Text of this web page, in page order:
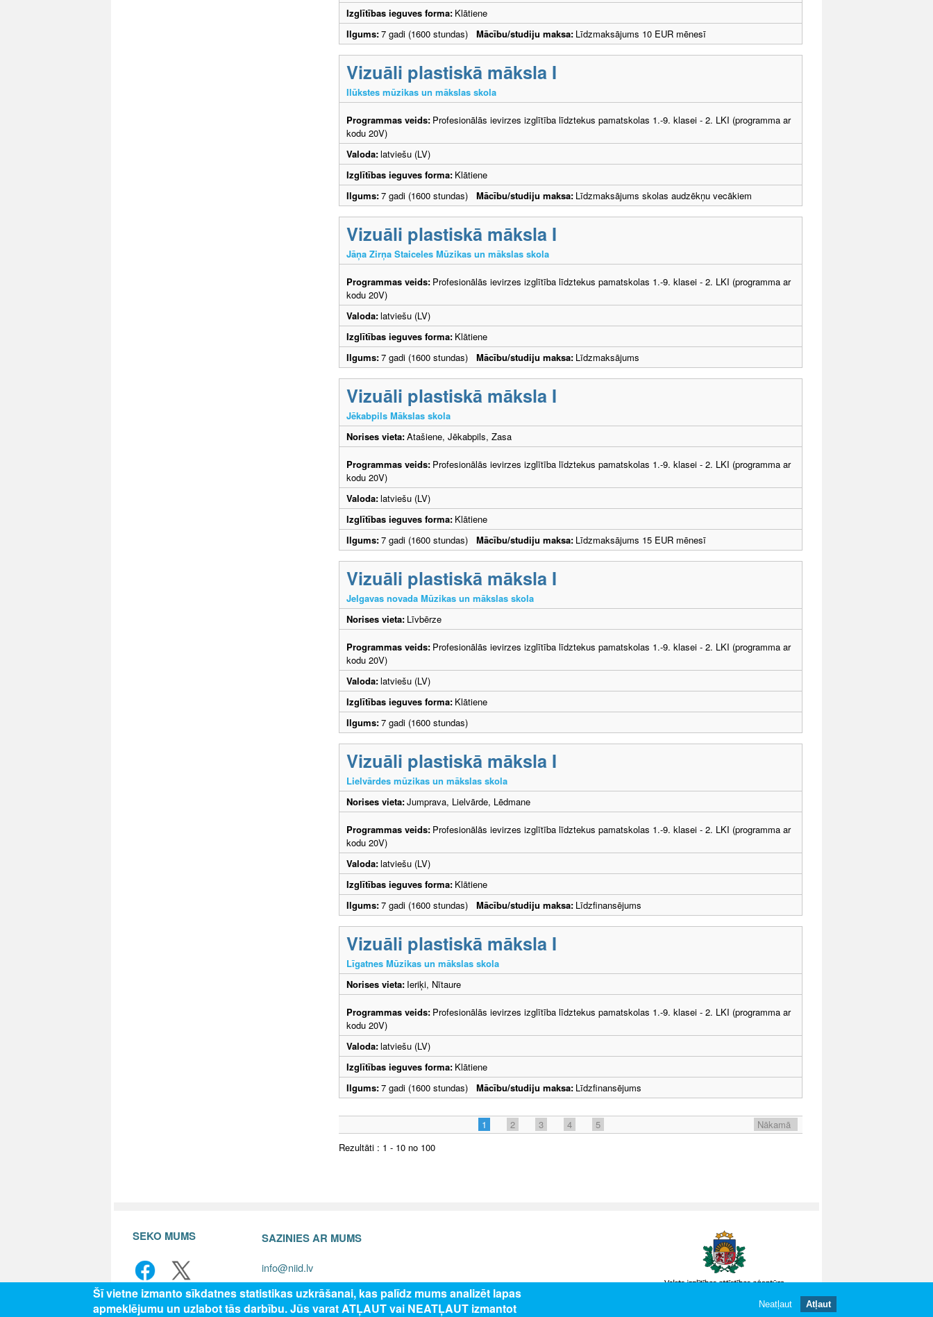
Izglītības ieguves forma: Klātiene
Ilgums:7 gadi (1600 stundas) Mācību/studiju maksa: Līdzmaksājums 10 EUR mēnesī
Vizuāli plastiskā māksla I
Ilūkstes mūzikas un mākslas skola
Programmas veids: Profesionālās ievirzes izglītība līdztekus pamatskolas 1.-9. klasei - 2. LKI (programma ar
kodu 20V)
Valoda:latviešu (LV)
Izglītības ieguves forma: Klātiene
Ilgums:7 gadi (1600 stundas) Mācību/studiju maksa: Līdzmaksājums skolas audzēkņu vecākiem
Vizuāli plastiskā māksla I
Jāņa Zirņa Staiceles Mūzikas un mākslas skola
Programmas veids: Profesionālās ievirzes izglītība līdztekus pamatskolas 1.-9. klasei - 2. LKI (programma ar
kodu 20V)
Valoda:latviešu (LV)
Izglītības ieguves forma: Klātiene
Ilgums:7 gadi (1600 stundas) Mācību/studiju maksa: Līdzmaksājums
Vizuāli plastiskā māksla I
Jēkabpils Mākslas skola
Norises vieta:Atašiene, Jēkabpils, Zasa
Programmas veids: Profesionālās ievirzes izglītība līdztekus pamatskolas 1.-9. klasei - 2. LKI (programma ar
kodu 20V)
Valoda:latviešu (LV)
Izglītības ieguves forma: Klātiene
Ilgums:7 gadi (1600 stundas) Mācību/studiju maksa: Līdzmaksājums 15 EUR mēnesī
Vizuāli plastiskā māksla I
Jelgavas novada Mūzikas un mākslas skola
Norises vieta: Līvbērze
Programmas veids: Profesionālās ievirzes izglītība līdztekus pamatskolas 1.-9. klasei - 2. LKI (programma ar
kodu 20V)
Valoda:latviešu (LV)
Izglītības ieguves forma: Klātiene
Ilgums:7 gadi (1600 stundas)
Vizuāli plastiskā māksla I
Lielvārdes mūzikas un mākslas skola
Norises vieta:Jumprava, Lielvārde, Lēdmane
Programmas veids: Profesionālās ievirzes izglītība līdztekus pamatskolas 1.-9. klasei - 2. LKI (programma ar
kodu 20V)
Valoda:latviešu (LV)
Izglītības ieguves forma: Klātiene
Ilgums:7 gadi (1600 stundas) Mācību/studiju maksa: Līdzfinansējums
Vizuāli plastiskā māksla I
Līgatnes Mūzikas un mākslas skola
Norises vieta: Ieriķi, Nītaure
Programmas veids: Profesionālās ievirzes izglītība līdztekus pamatskolas 1.-9. klasei - 2. LKI (programma ar
kodu 20V)
Valoda:latviešu (LV)
Izglītības ieguves forma: Klātiene
Ilgums:7 gadi (1600 stundas) Mācību/studiju maksa: Līdzfinansējums
1 2 3 4 5
Nākamā
Rezultāti : 1 - 10 no 100
SEKO MUMS SAZINIES AR MUMS
info@niid.lv
Šī vietne izmanto sīkdatnes statistikas uzkrāšanai, kas palīdz mums analizēt lapas
apmeklējumu un uzlabot tās darbību. Jūs varat ATĻAUT vai NEATĻAUT izmantot
Neatļaut Atļaut